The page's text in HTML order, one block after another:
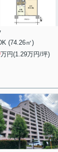
(74.26㎡)
万円(1.29万円/坪)